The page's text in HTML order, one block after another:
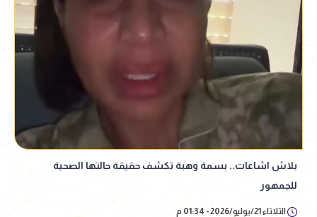
بلاش اشاعات.. بسمة وهبة تكشف حقيقة حالتها الصحية
للجمهور
الثلاثاء 21/يوليو/2026 - 01:34 م